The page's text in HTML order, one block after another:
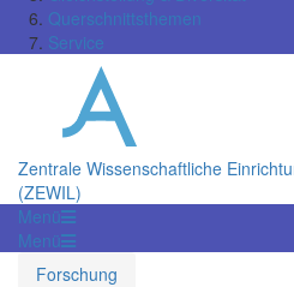
Querschnittsthemen
Service
Zentrale Wissenschaftliche
(ZEWIL)
Menü
Menü
Forschung